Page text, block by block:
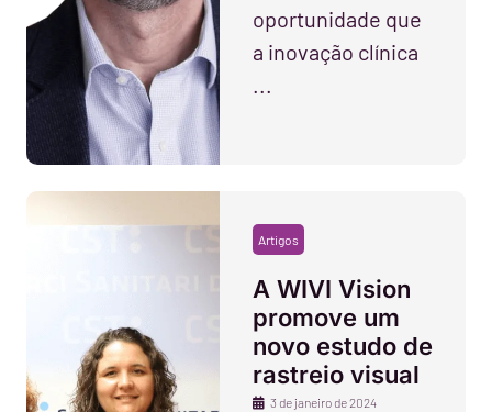
oportunidade que
a inovação clínica
...
Artigos
A WIVI Vision
promove um
novo estudo de
rastreio visual
3 de janeiro de 2024